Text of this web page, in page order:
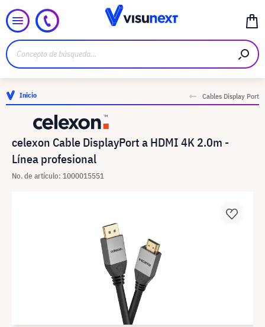
Inicio Cables Display Port
celexon Cable DisplayPort a HDMI 4K 2.0m -
Línea profesional
No. de artículo: 1000015551